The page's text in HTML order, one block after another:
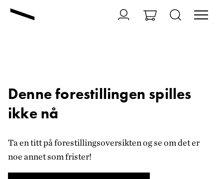
Denne forestillingen spilles
ikke nå
Ta en titt på forestillingsoversikten og se om det er
noe annet som frister!